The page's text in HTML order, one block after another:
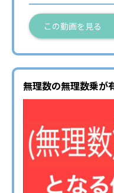
この動画を見る
無理数の無理数乗が